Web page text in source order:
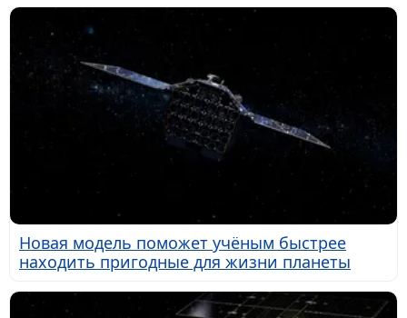
Новая модель поможет учёным быстрее
находить пригодные для жизни планеты